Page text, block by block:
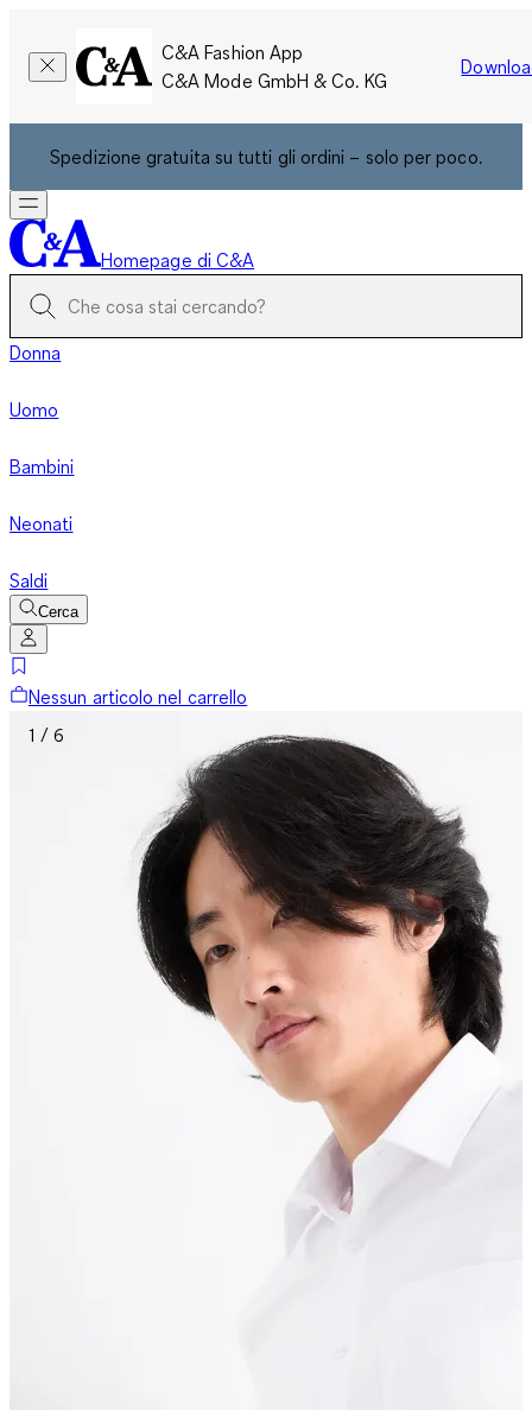
C&A Fashion App
C&A Mode GmbH & Co. KG
Spedizione gratuita su tutti gli ordini – solo per poco.
Homepage di C&A
Donna
Uomo
Bambini
Neonati
Saldi
Cerca
Nessun articolo nel carrello
1 / 6